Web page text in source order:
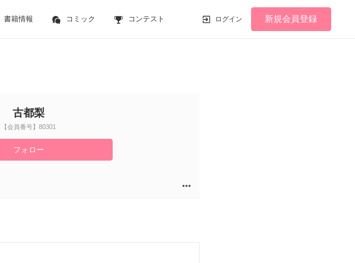
書籍情報 コミック コンテスト ログイン 新規会員登録
古都梨
【会員番号】80301
フォロー